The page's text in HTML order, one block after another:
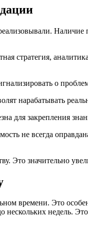
Наличие
стратегия,
о
нарабатывать
для закрепления
не всегда
Это значительно
времени. Это
недель.